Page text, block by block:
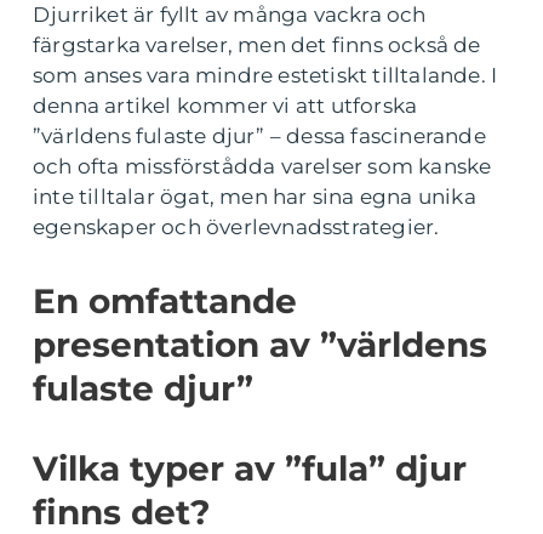
Djurriket är fyllt av många vackra och
färgstarka varelser, men det finns också de
som anses vara mindre estetiskt tilltalande. I
denna artikel kommer vi att utforska
”världens fulaste djur” – dessa fascinerande
och ofta missförstådda varelser som kanske
inte tilltalar ögat, men har sina egna unika
egenskaper och överlevnadsstrategier.
En omfattande
presentation av ”världens
fulaste djur”
Vilka typer av ”fula” djur
finns det?